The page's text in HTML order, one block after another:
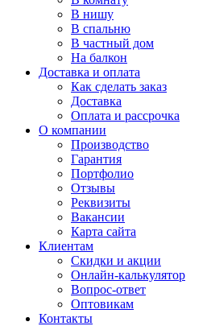
В нишу
В спальню
В частный дом
На балкон
Доставка и оплата
Как сделать заказ
Доставка
Оплата и рассрочка
О компании
Производство
Гарантия
Портфолио
Отзывы
Реквизиты
Вакансии
Карта сайта
Клиентам
Скидки и акции
Онлайн-калькулятор
Вопрос-ответ
Оптовикам
Контакты